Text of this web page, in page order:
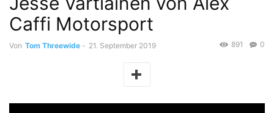
Caffi Motorsport
Von Tom Threewide - 21. September 2019 0
891